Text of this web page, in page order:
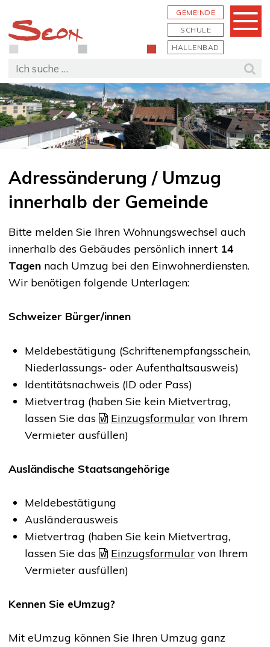
GEMEINDE
SCHULE
HALLENBAD
Menu
Suchbegriff
Adressänderung / Umzug
innerhalb der Gemeinde
Bitte melden Sie Ihren Wohnungswechsel auch
innerhalb des Gebäudes persönlich innert 14
Tagen nach Umzug bei den Einwohnerdiensten.
Wir benötigen folgende Unterlagen:
Schweizer Bürger/innen
Meldebestätigung (Schriftenempfangsschein,
Niederlassungs- oder Aufenthaltsausweis)
Identitätsnachweis (ID oder Pass)
Mietvertrag (haben Sie kein Mietvertrag,
lassen Sie das
Einzugsformularvon Ihrem
Vermieter ausfüllen)
Ausländische Staatsangehörige
Meldebestätigung
Ausländerausweis
Mietvertrag (haben Sie kein Mietvertrag,
lassen Sie das
Einzugsformularvon Ihrem
Vermieter ausfüllen)
Kennen Sie eUmzug?
Mit eUmzug können Sie Ihren Umzug ganz